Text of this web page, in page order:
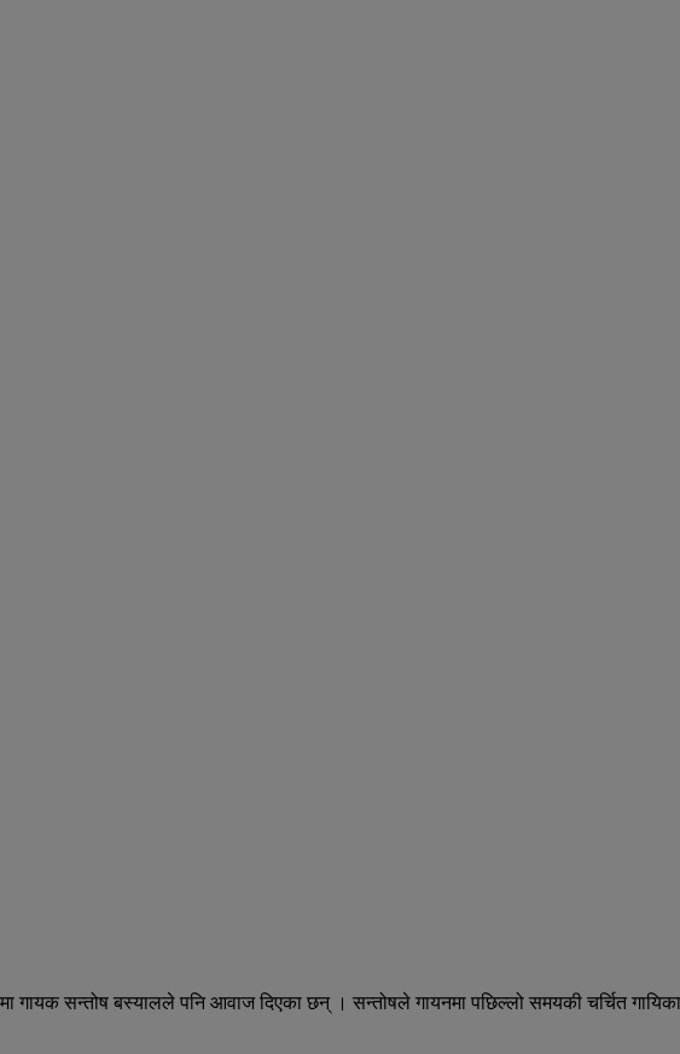
गायक सन्तोष बस्यालले पनि आवाज दिएका छन् । सन्तोषले गायनमा पछिल्लो समयकी चर्चित